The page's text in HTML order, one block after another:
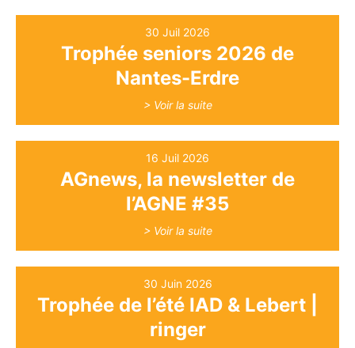
30 Juil 2026
Trophée seniors 2026 de
Nantes-Erdre
> Voir la suite
16 Juil 2026
AGnews, la newsletter de
l’AGNE #35
> Voir la suite
30 Juin 2026
Trophée de l’été IAD & Lebert |
ringer